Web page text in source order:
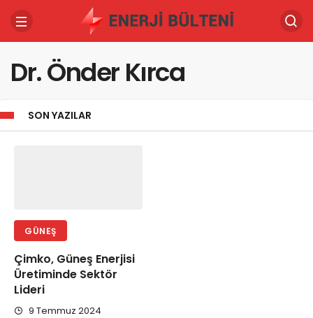
Dr. Önder Kırca
SON YAZILAR
GÜNEŞ
Çimko, Güneş Enerjisi
Üretiminde Sektör
Lideri
9 Temmuz 2024